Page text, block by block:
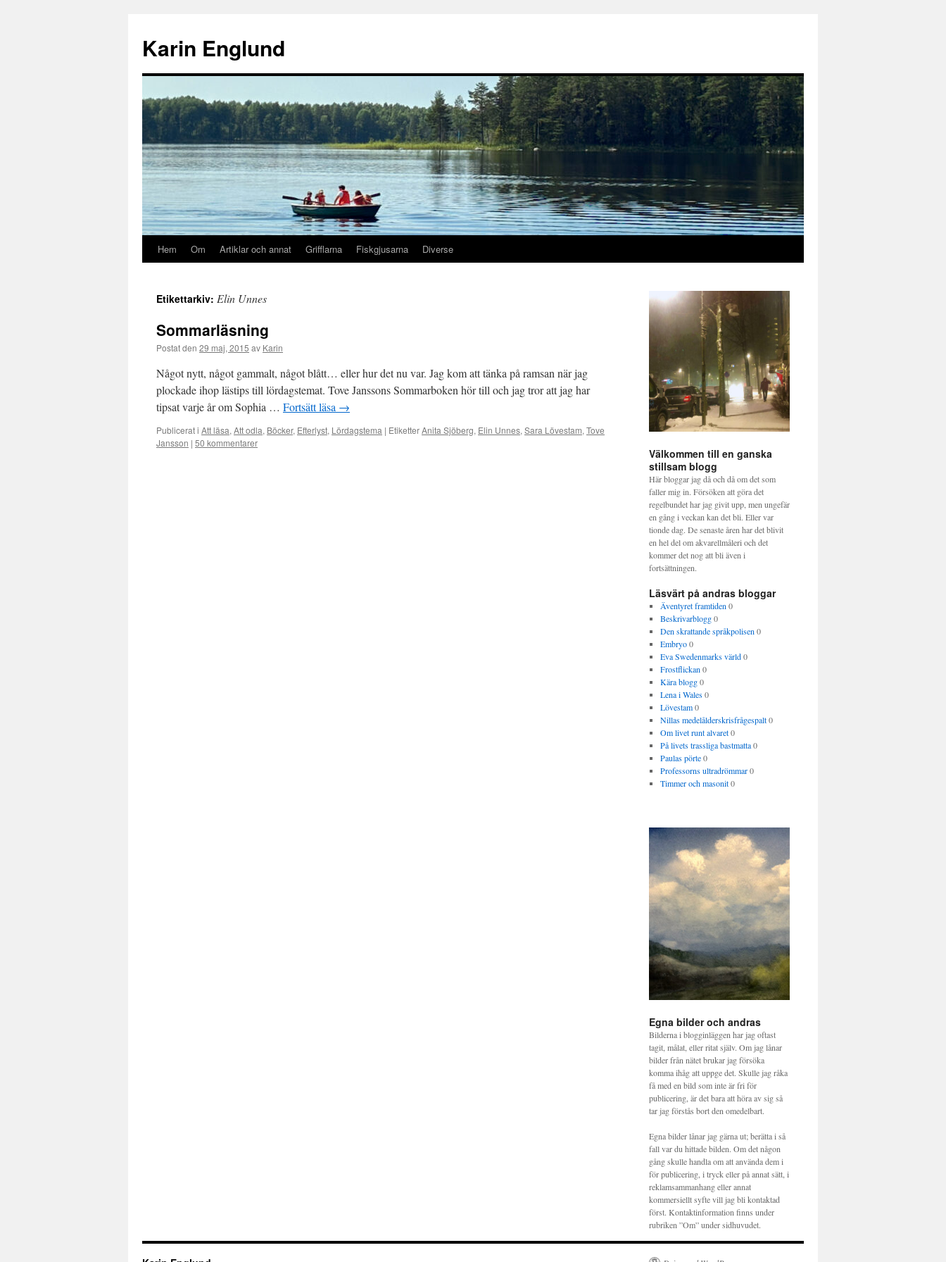
innehåll
Karin Englund
Hem Om Artiklar och annat Grifflarna Fiskgjusarna Diverse
Etikettarkiv: Elin Unnes
Sommarläsning
Postat den 29 maj, 2015 av Karin
Något nytt, något gammalt, något blått… eller hur det nu var. Jag kom att tänka på ramsan när jag
plockade ihop lästips till lördagstemat. Tove Janssons Sommarboken hör till och jag tror att jag har
tipsat varje år om Sophia … Fortsätt läsa →
Publicerat i Att läsa, Att odla, Böcker, Efterlyst, Lördagstema | EtiketterAnita Sjöberg, Elin Unnes, Sara Lövestam, Tove
Jansson | 50 kommentarer
Välkommen till en ganska
stillsam blogg
Här bloggar jag då och då om det som
faller mig in. Försöken att göra det
regelbundet har jag givit upp, men ungefär
en gång i veckan kan det bli. Eller var
tionde dag. De senaste åren har det blivit
en hel del om akvarellmåleri och det
kommer det nog att bli även i
fortsättningen.
Läsvärt på andras bloggar
Äventyret framtiden 0
Beskrivarblogg0
Den skrattande språkpolisen 0
Embryo0
Eva Swedenmarks värld0
Frostflickan 0
Kära blogg0
Lena i Wales0
Lövestam0
Nillas medelålderskrisfrågespalt0
Om livet runt alvaret0
På livets trassliga bastmatta0
Paulas pörte0
Professorns ultradrömmar0
Timmer och masonit0
Egna bilder och andras
Bilderna i blogginläggen har jag oftast
tagit, målat, eller ritat själv. Om jag lånar
bilder från nätet brukar jag försöka
komma ihåg att uppge det. Skulle jag råka
få med en bild som inte är fri för
publicering, är det bara att höra av sig så
tar jag förstås bort den omedelbart.
Egna bilder lånar jag gärna ut; berätta i så
fall var du hittade bilden. Om det någon
gång skulle handla om att använda dem i
för publicering, i tryck eller på annat sätt, i
reklamsammanhang eller annat
kommersiellt syfte vill jag bli kontaktad
först. Kontaktinformation finns under
rubriken ”Om” under sidhuvudet.